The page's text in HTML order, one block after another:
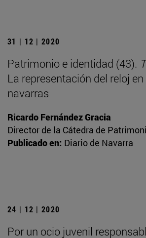
31 | 12 | 2020
Patrimonio e identidad (43).
La representación del reloj
navarras
Ricardo Fernández Gracia
Director de la Cátedra de
Publicado en: Diario de Navarra
24 | 12 | 2020
Por un ocio juvenil